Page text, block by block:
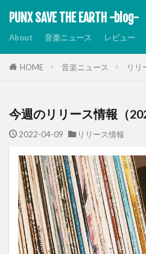
PUNX SAVE THE EARTH -blog-
About 音楽ニュース レビュー
HOME 音楽ニュース リリ
今週のリリース情報（
2022-04-09 リリース情報